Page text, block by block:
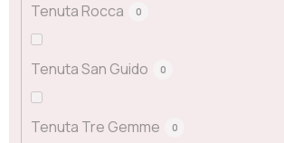
Tenuta Rocca 0
Tenuta San Guido 0
Tenuta Tre Gemme 0